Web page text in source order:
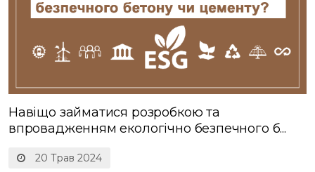
20 Трав 2024
Навіщо займатися розробкою та
впровадженням екологічно безпечного б...